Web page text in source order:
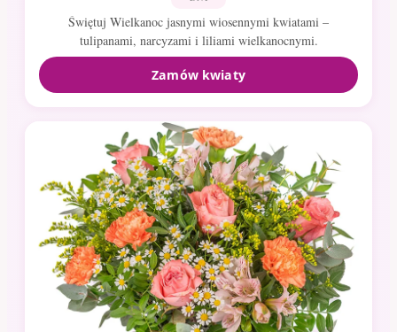
Świętuj Wielkanoc jasnymi wiosennymi kwiatami –
tulipanami, narcyzami i liliami wielkanocnymi.
Zamów kwiaty